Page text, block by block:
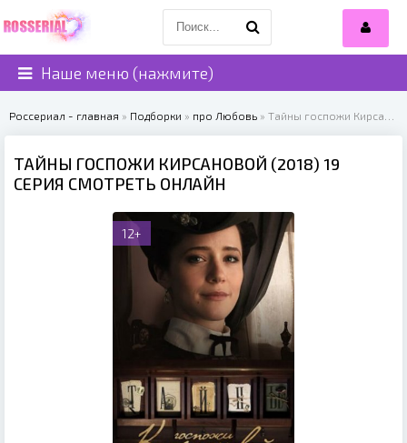
Наше меню (нажмите)
Россериал - главная » Подборки » про Любовь » Тайны госпожи Кирсановой (2018)
ТАЙНЫ ГОСПОЖИ КИРСАНОВОЙ (2018) 19
СЕРИЯ СМОТРЕТЬ ОНЛАЙН
12+